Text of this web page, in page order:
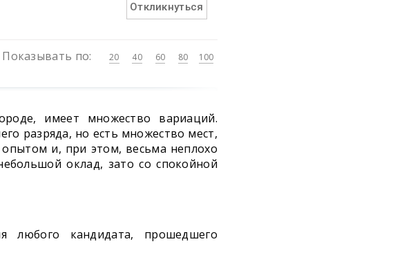
Откликнуться
Показывать по: 20 40 60 80 100
имеет множество вариаций.
разряда, но есть множество мест,
и, при этом, весьма неплохо
оклад, зато со спокойной
любого кандидата, прошедшего